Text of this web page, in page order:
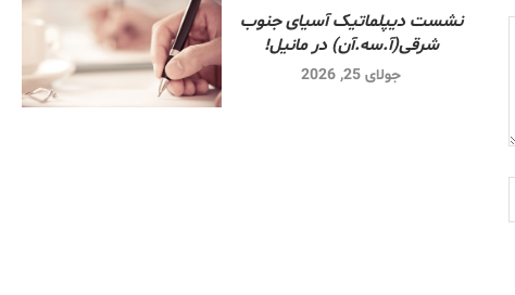
نشست دیپلماتیک آسیای جنوب
شرقی‌(آ.سه.آن) در مانیل!
جولای 25, 2026